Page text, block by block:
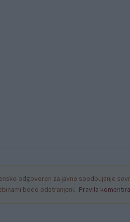
odgovoren za javno spodbujanje
bodo odstranjeni. Pravila